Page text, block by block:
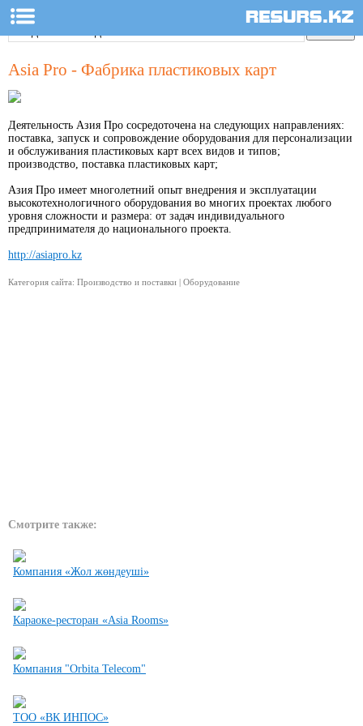
Asia Pro - Фабрика пластиковых карт
Деятельность Азия Про сосредоточена на следующих направлениях:
поставка, запуск и сопровождение оборудования для персонализации
и обслуживания пластиковых карт всех видов и типов;
производство, поставка пластиковых карт;
Азия Про имеет многолетний опыт внедрения и эксплуатации
высокотехнологичного оборудования во многих проектах любого
уровня сложности и размера: от задач индивидуального
предпринимателя до национального проекта.
http://asiapro.kz
Категория сайта: Производство и поставки | Оборудование
Смотрите также:
Компания «Жол жөндеуші»
Караоке-ресторан «Asia Rooms»
Компания "Orbita Telecom"
ТОО «ВК ИНПОС»